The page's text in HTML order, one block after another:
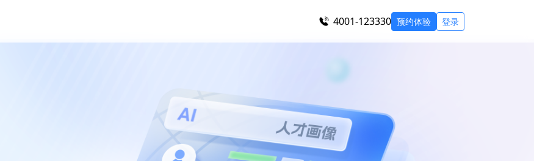
4001-123330 预约体验 登录